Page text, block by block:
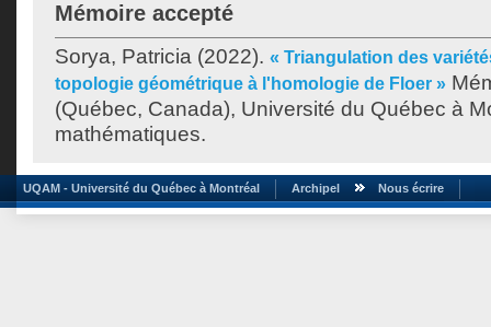
Mémoire accepté
Sorya, Patricia (2022). « Triangulation des
topologie géométrique à l'homologie de Floer »
(Québec, Canada), Université du Québec à
mathématiques.
UQAM - Université du Québec à Montréal Archipel Nous écrire